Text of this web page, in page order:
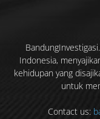
Indonesia,
kehidupan yang
untuk
Contact us: